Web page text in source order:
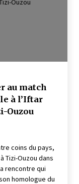
au match
à l’Iftar
Ouzou
coins du pays,
Tizi-Ouzou dans
rencontre qui
homologue du